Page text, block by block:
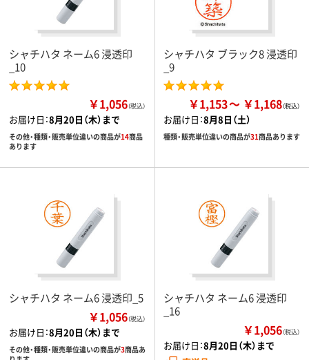
シャチハタ ネーム6 浸透印
_10
￥1,056（税込）
お届け日：8月20日（木）まで
その他・種類・販売単位違いの商品が14商品
あります
シャチハタ ブラック8 浸透印
_9
￥1,153 ￥1,168
お届け日：8月8日（土）
種類・販売単位違いの商品が31商品あります
シャチハタ ネーム6 浸透印_5
￥1,056（税込）
お届け日：8月20日（木）まで
その他・種類・販売単位違いの商品が3商品あ
シャチハタ ネーム6 浸透印
_16
￥1,056（税込）
お届け日：8月20日（木）まで